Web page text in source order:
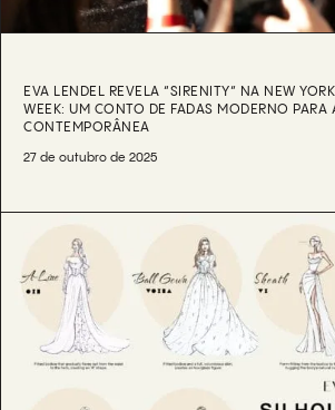
EVA LENDEL REVELA “SIRENITY” NA NEW
WEEK: UM CONTO DE FADAS MODERNO PARA
CONTEMPORÂNEA
27 de outubro de 2025